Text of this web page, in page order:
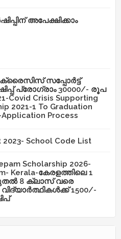
അപേക്ഷിക്കാം
സപ്പോർട്ട്
പ്രോഗ്രാം 30000/- രൂപ
Covid Crisis Supporting
2021-1 To Graduation
Process
2023- School Code List
Scholarship 2026-
Kerala-കേരളത്തിലെ 1
8 ക്ലാസ് വരെ
വിദ്യാർത്ഥികൾക്ക് 1500/-